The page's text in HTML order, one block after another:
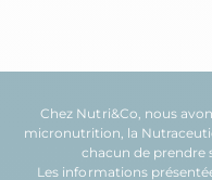
Chez Nutri&Co, nous
micronutrition , la
chacun de prendre
Les informations